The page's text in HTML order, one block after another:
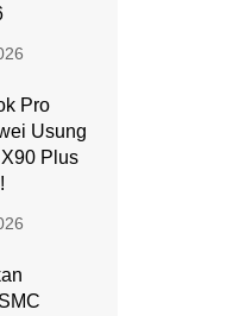
Pro
Usung
Plus